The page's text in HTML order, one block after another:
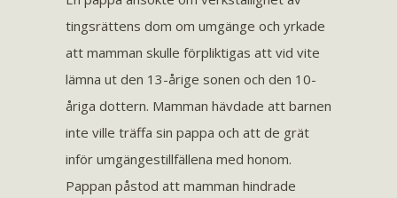
tingsrättens dom om umgänge och yrkade
att mamman skulle förpliktigas att vid vite
lämna ut den 13-årige sonen och den 10-
åriga dottern. Mamman hävdade att barnen
inte ville träffa sin pappa och att de grät
inför umgängestillfällena med honom.
Pappan påstod att mamman hindrade